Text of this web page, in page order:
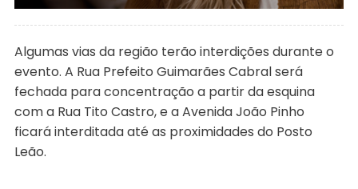
Algumas vias da região terão interdições durante o
evento. A Rua Prefeito Guimarães Cabral será
fechada para concentração a partir da esquina
com a Rua Tito Castro, e a Avenida João Pinho
ficará interditada até as proximidades do Posto
Leão.